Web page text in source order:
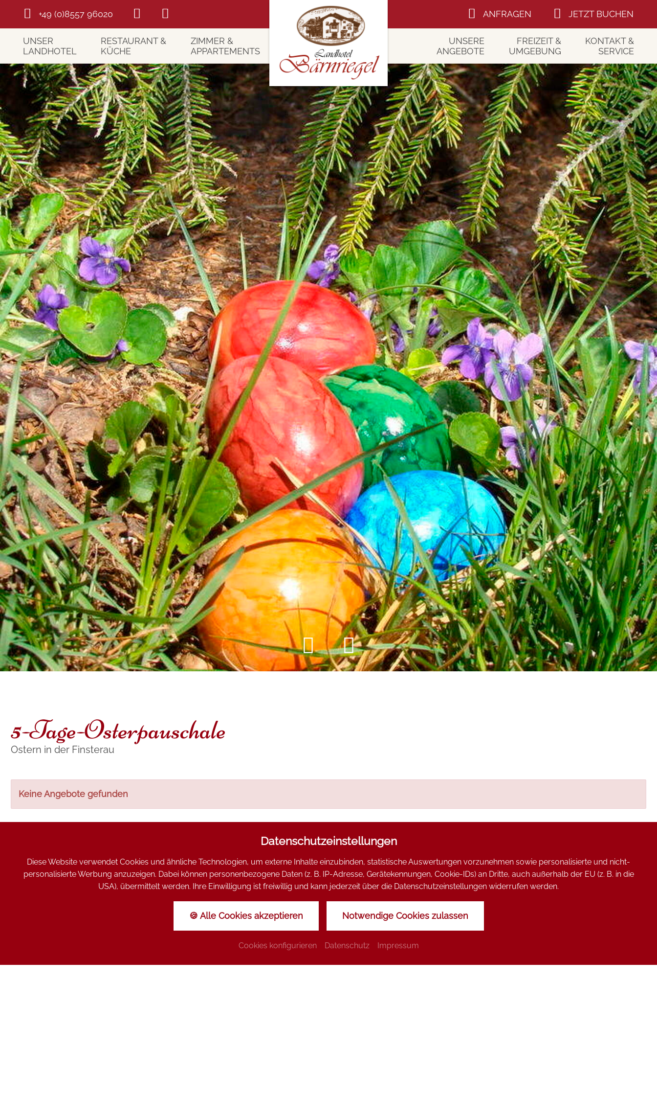
Datenschutzeinstellungen
Diese Website verwendet Cookies und ähnliche Technologien, um externe Inhalte einzubinden, statistische Auswertungen vorzunehmen sowie personalisierte und nicht-
personalisierte Werbung anzuzeigen. Dabei können personenbezogene Daten (z. B. IP-Adresse, Gerätekennungen, Cookie-IDs) an Dritte, auch außerhalb der EU (z. B. in die
USA), übermittelt werden. Ihre Einwilligung ist freiwillig und kann jederzeit über die Datenschutzeinstellungen widerrufen werden.
🍪 Alle Cookies akzeptieren Notwendige Cookies zulassen
Cookies konfigurieren Datenschutz Impressum
+49 (0)8557 96020 ANFRAGEN JETZT BUCHEN
UNSER
LANDHOTEL
Willkommen
Wellness
Bildergalerie
Lage
Urlaubswetter
RESTAURANT &
KÜCHE
Restaurant
Kulinarische Highlights
Platz zum Feiern
Kräutergarten
Unser Bauernhof
ZIMMER &
APPARTEMENTS
Unsere Zimmer
Unsere Appartements
Preise
Wissenswertes
UNSERE
ANGEBOTE
4 Tage Erholungspause
Wadl- & Wohlfühl-Woche
Sommer Auszeit im Bayerischen Wald
FREIZEIT &
UMGEBUNG
Im Sommer
Im Winter
Ausflugstipps
Bayerischer Wald
KONTAKT &
SERVICE
Kontakt
Anfragen
Buchen
Anreise
Gutscheine
Newsletter
Gästebuch
Bewertungen
Prospekt
Partner
Impressum
Datenschutz
5-Tage-Osterpauschale
Ostern in der Finsterau
Keine Angebote gefunden
ZURÜCK ZUR SEITE: ANGEBOTE